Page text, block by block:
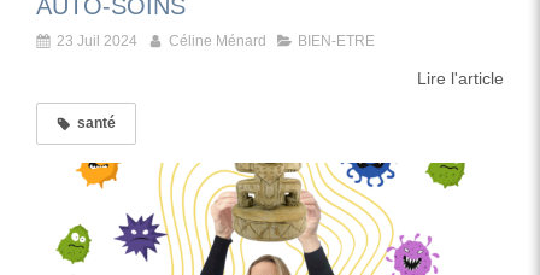
AUTO-SOINS
23 Juil 2024 Céline Ménard BIEN-ETRE
Lire l'article
santé